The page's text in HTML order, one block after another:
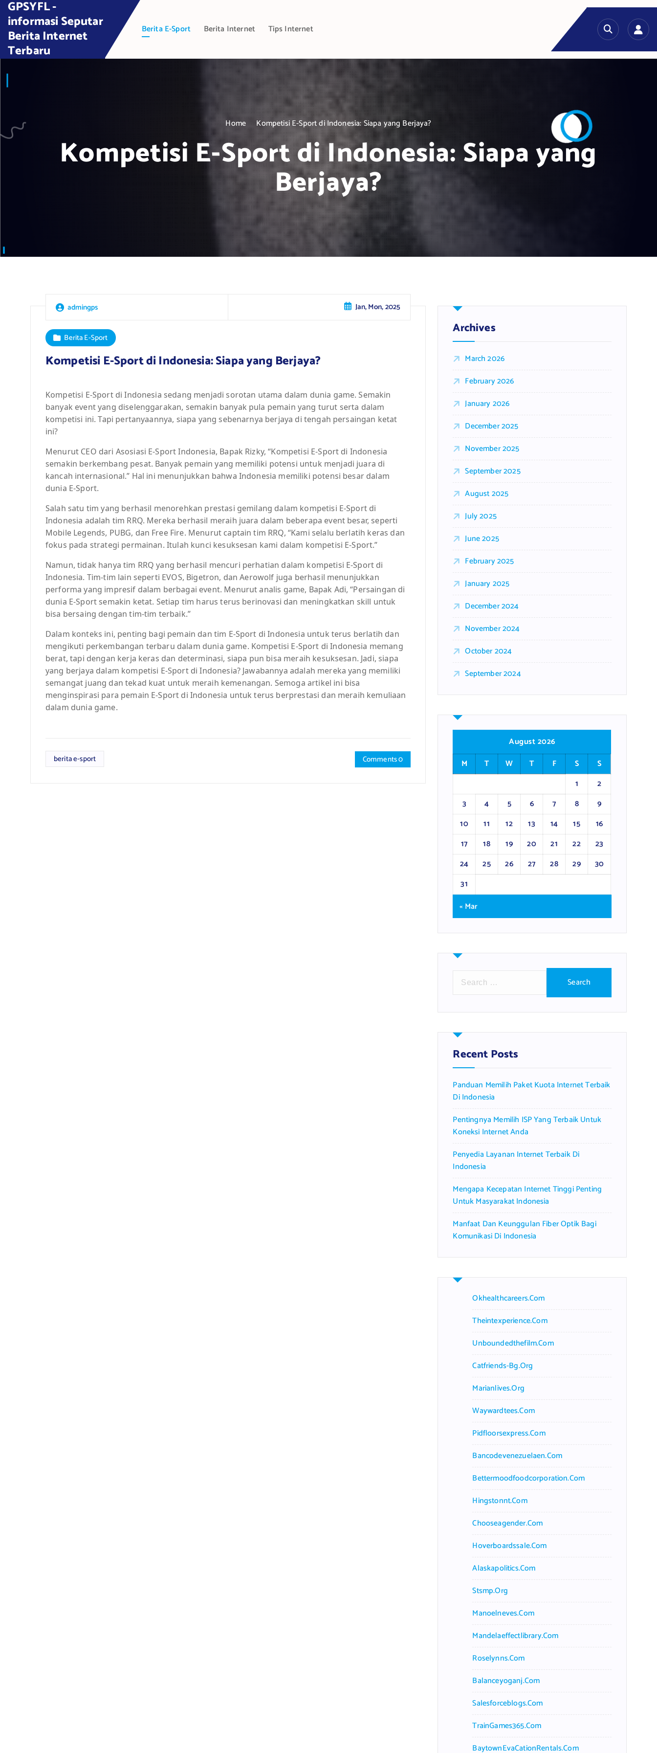
n
GPSYFL -
informasi Seputar
Berita Internet
Terbaru
Berita E-Sport Berita Internet Tips Internet
Home Kompetisi E-Sport di Indonesia: Siapa yang Berjaya?
Kompetisi E-Sport di Indonesia: Siapa yang
Berjaya?
admingps Jan, Mon, 2025
Berita E-Sport
Kompetisi E-Sport di Indonesia: Siapa yang Berjaya?
Kompetisi E-Sport di Indonesia sedang menjadi sorotan utama dalam dunia game. Semakin
banyak event yang diselenggarakan, semakin banyak pula pemain yang turut serta dalam
kompetisi ini. Tapi pertanyaannya, siapa yang sebenarnya berjaya di tengah persaingan ketat
ini?
Menurut CEO dari Asosiasi E-Sport Indonesia, Bapak Rizky, “Kompetisi E-Sport di Indonesia
semakin berkembang pesat. Banyak pemain yang memiliki potensi untuk menjadi juara di
kancah internasional.” Hal ini menunjukkan bahwa Indonesia memiliki potensi besar dalam
dunia E-Sport.
Salah satu tim yang berhasil menorehkan prestasi gemilang dalam kompetisi E-Sport di
Indonesia adalah tim RRQ. Mereka berhasil meraih juara dalam beberapa event besar, seperti
Mobile Legends, PUBG, dan Free Fire. Menurut captain tim RRQ, “Kami selalu berlatih keras dan
fokus pada strategi permainan. Itulah kunci kesuksesan kami dalam kompetisi E-Sport.”
Namun, tidak hanya tim RRQ yang berhasil mencuri perhatian dalam kompetisi E-Sport di
Indonesia. Tim-tim lain seperti EVOS, Bigetron, dan Aerowolf juga berhasil menunjukkan
performa yang impresif dalam berbagai event. Menurut analis game, Bapak Adi, “Persaingan di
dunia E-Sport semakin ketat. Setiap tim harus terus berinovasi dan meningkatkan skill untuk
bisa bersaing dengan tim-tim terbaik.”
Dalam konteks ini, penting bagi pemain dan tim E-Sport di Indonesia untuk terus berlatih dan
mengikuti perkembangan terbaru dalam dunia game. Kompetisi E-Sport di Indonesia memang
berat, tapi dengan kerja keras dan determinasi, siapa pun bisa meraih kesuksesan. Jadi, siapa
yang berjaya dalam kompetisi E-Sport di Indonesia? Jawabannya adalah mereka yang memiliki
semangat juang dan tekad kuat untuk meraih kemenangan. Semoga artikel ini bisa
menginspirasi para pemain E-Sport di Indonesia untuk terus berprestasi dan meraih kemuliaan
dalam dunia game.
berita e-sport Comments 0
Archives
March 2026
February 2026
January 2026
December 2025
November 2025
September 2025
August 2025
July 2025
June 2025
February 2025
January 2025
December 2024
November 2024
October 2024
September 2024
August 2026
M
T W T F S
S
1
2
3
4 5 6 7 8
9
10
11 12 13 14 15
16
17
18 19 20 21 22
23
24
25 26 27 28 29
30
31
« Mar
r
h
f
o
:
Recent Posts
Panduan Memilih Paket Kuota Internet Terbaik
Di Indonesia
Pentingnya Memilih ISP Yang Terbaik Untuk
Koneksi Internet Anda
Penyedia Layanan Internet Terbaik Di
Indonesia
Mengapa Kecepatan Internet Tinggi Penting
Untuk Masyarakat Indonesia
Manfaat Dan Keunggulan Fiber Optik Bagi
Komunikasi Di Indonesia
Okhealthcareers.com
Theintexperience.com
Unboundedthefilm.com
Catfriends-Bg.org
Marianlives.org
Waywardtees.com
Pidfloorsexpress.com
Bancodevenezuelaen.com
Bettermoodfoodcorporation.com
Hingstonnt.com
Chooseagender.com
Hoverboardssale.com
Alaskapolitics.com
Stsmp.org
Manoelneves.com
Mandelaeffectlibrary.com
Roselynns.com
Balanceyoganj.com
Salesforceblogs.com
TrainGames365.com
BaytownEvaCationRentals.com